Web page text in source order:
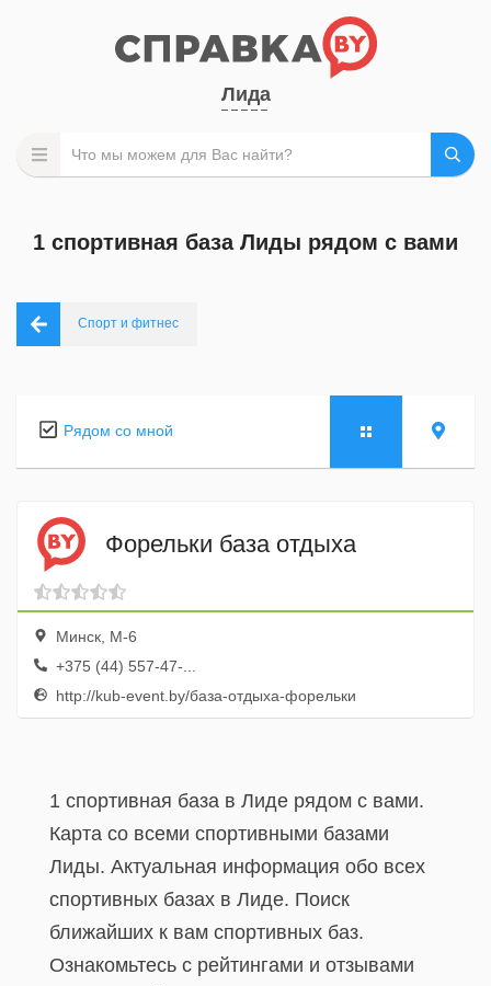
Лида
1 спортивная база Лиды рядом с вами
Спорт и фитнес
Рядом со мной
Форельки база отдыха
Минск, М-6
+375 (44) 557-47-...
http://kub-event.by/база-отдыха-форельки
1 спортивная база в Лиде рядом с вами.
Карта со всеми спортивными базами
Лиды. Актуальная информация обо всех
спортивных базах в Лиде. Поиск
ближайших к вам спортивных баз.
Ознакомьтесь с рейтингами и отзывами